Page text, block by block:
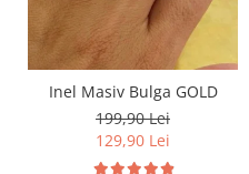
Inel Masiv Bulga GOLD
199,90 Lei
129,90 Lei